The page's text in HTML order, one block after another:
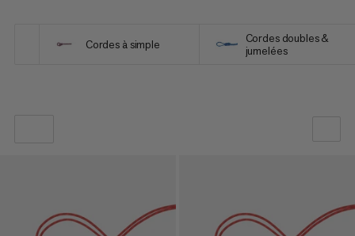
Cordes à simple
Cordes doubles &
jumelées
PRIX DÉCROISSANT